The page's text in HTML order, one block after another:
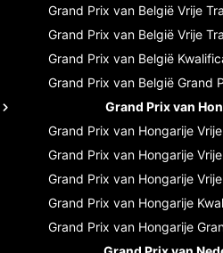
Grand Prix van België Vrije
Grand Prix van België Vrije
Grand Prix van België
Grand Prix van België Grand
Grand Prix van
Grand Prix van Hongarije
Grand Prix van Hongarije
Grand Prix van Hongarije
Grand Prix van Hongarije
Grand Prix van Hongarije